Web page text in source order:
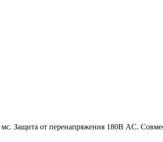
Защита от перенапряжения 180В AC.